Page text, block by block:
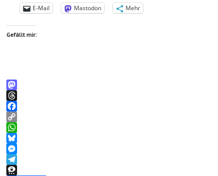
E-Mail Mastodon Mehr
Gefällt mir:
M
a
s
t
o
d
o
n
T
h
r
e
a
d
s
F
a
c
e
b
o
C
o
p
y
L
W
h
a
t
B
l
u
M
e
T